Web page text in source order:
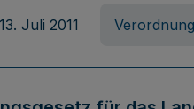
Juli 2011 Verordnung